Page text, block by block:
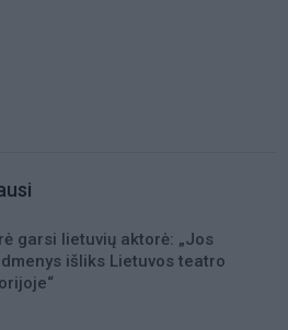
garsi lietuvių aktorė: „Jos
išliks Lietuvos teatro